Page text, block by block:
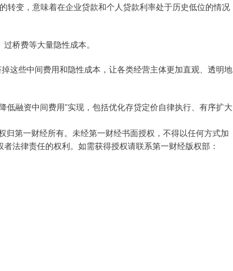
转变，意味着在企业贷款和个人贷款利率处于历史低位的情况
桥费等大量隐性成本。
这些中间费用和隐性成本，让各类经营主体更加直观、透明地
融资中间费用”实现，包括优化存贷定价自律执行、有序扩大
第一财经所有。未经第一财经书面授权，不得以任何方式加
法律责任的权利。如需获得授权请联系第一财经版权部：